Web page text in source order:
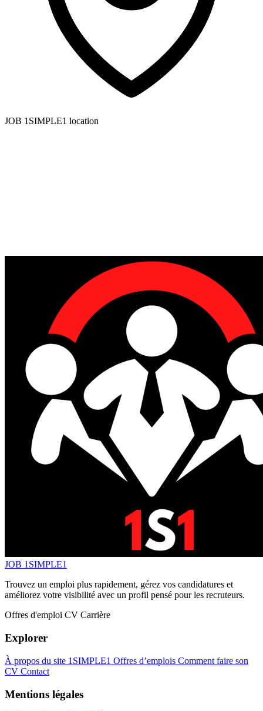
JOB 1SIMPLE1 location
JOB 1SIMPLE1
Trouvez un emploi plus rapidement, gérez vos candidatures et
améliorez votre visibilité avec un profil pensé pour les recruteurs.
Offres d'emploi CV Carrière
Explorer
À propos du site 1SIMPLE1 Offres d’emplois Comment faire son
CV Contact
Mentions légales